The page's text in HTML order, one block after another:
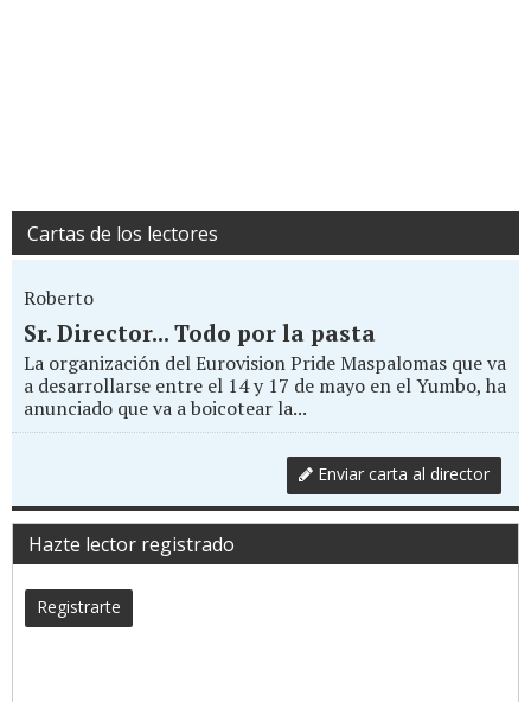
Cartas de los lectores
Roberto
Sr. Director... Todo por la pasta
La organización del Eurovision Pride Maspalomas que va
a desarrollarse entre el 14 y 17 de mayo en el Yumbo, ha
anunciado que va a boicotear la...
Enviar carta al director
Hazte lector registrado
Registrarte